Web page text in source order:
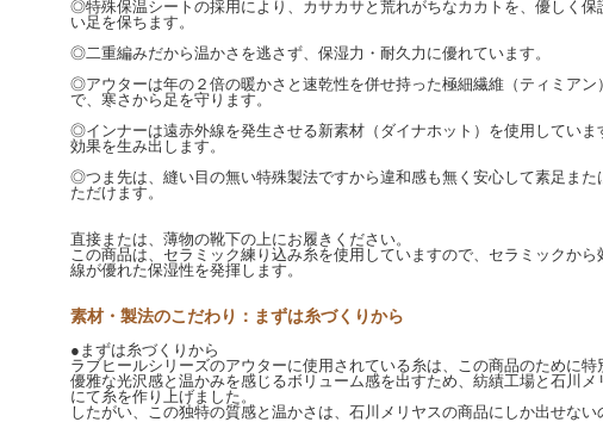
◎特殊保温シートの採用により、カサカサと荒れがちなカカトを、優しく保
い足を保ちます。
◎二重編みだから温かさを逃さず、保湿力・耐久力に優れています。
◎アウターは年の２倍の暖かさと速乾性を併せ持った極細繊維（ティミアン
で、寒さから足を守ります。
◎インナーは遠赤外線を発生させる新素材（ダイナホット）を使用していま
効果を生み出します。
◎つま先は、縫い目の無い特殊製法ですから違和感も無く安心して素足また
ただけます。
直接または、薄物の靴下の上にお履きください。
この商品は、セラミック練り込み糸を使用していますので、セラミックか
線が優れた保湿性を発揮します。
素材・製法のこだわり：まずは糸づくりから
●まずは糸づくりから
ラブヒールシリーズのアウターに使用されている糸は、この商品のために
優雅な光沢感と温かみを感じるボリューム感を出すため、紡績工場と石川
にて糸を作り上げました。
したがい、この独特の質感と温かさは、石川メリヤスの商品にしか出せない